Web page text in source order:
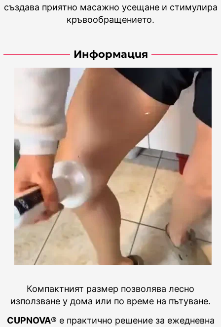
създава приятно масажно усещане и стимулира
кръвообращението.
Информация
Компактният размер позволява лесно
използване у дома или по време на пътуване.
CUPNOVA® е практично решение за ежедневна